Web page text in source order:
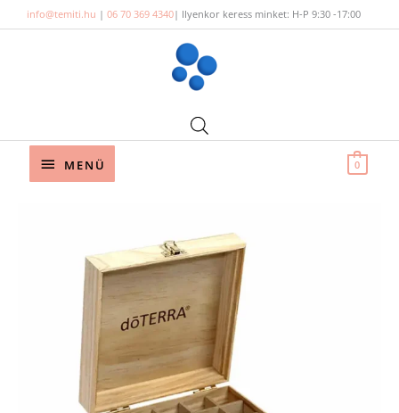
to
info@temiti.hu | 06 70 369 4340| Ilyenkor keress minket: H-P 9:30 -17:00
Below
MENÜ 0